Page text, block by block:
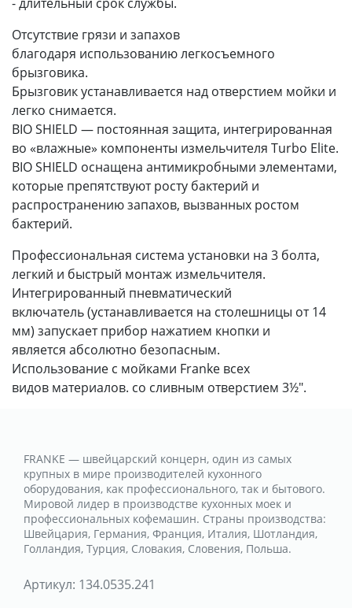
Отсутствие грязи и запахов
благодаря использованию легкосъемного
брызговика.
Брызговик устанавливается над отверстием мойки и
легко снимается.
BIO SHIELD — постоянная защита, интегрированная
во «влажные» компоненты измельчителя Turbo Elite.
BIO SHIELD оснащена антимикробными элементами,
которые препятствуют росту бактерий и
распространению запахов, вызванных ростом
бактерий.
Профессиональная система установки на 3 болта,
легкий и быстрый монтаж измельчителя.
Интегрированный пневматический
включатель (устанавливается на столешницы от 14
мм) запускает прибор нажатием кнопки и
является абсолютно безопасным.
Использование с мойками Franke всех
видов материалов. cо сливным отверстием 3½".
FRANKE — швейцарский концерн, один из самых
крупных в мире производителей кухонного
оборудования, как профессионального, так и бытового.
Мировой лидер в производстве кухонных моек и
профессиональных кофемашин. Страны производства:
Швейцария, Германия, Франция, Италия, Шотландия,
Голландия, Турция, Словакия, Словения, Польша.
Артикул: 134.0535.241